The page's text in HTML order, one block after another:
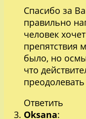
Спасибо за
правильно
человек
препятствия
было, но
что
Ответить
Oksana: